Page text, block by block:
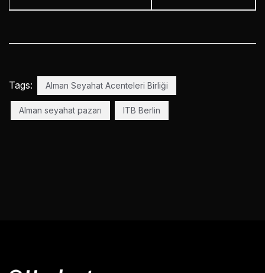
Tags: Alman Seyahat Acenteleri Birliği
Alman seyahat pazarı ITB Berlin